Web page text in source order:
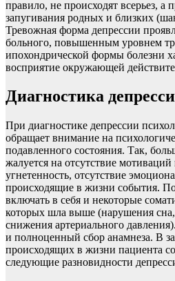
правило, не происходят всерьез, а
запугивания родных и близких
Тревожная форма депрессии
больного, повышенным уровнем
ипохондрической формы болезни
восприятие окружающей
Диагностика
При диагностике депрессии
обращает внимание на
подавленного состояния. Так,
жалуется на отсутствие мотиваций
угнетенность, отсутствие
происходящие в жизни события.
включать в себя и некоторые
которых шла выше (нарушения
снижения артериального
и полноценный сбор анамнеза. В
происходящих в жизни пациента
следующие разновидности